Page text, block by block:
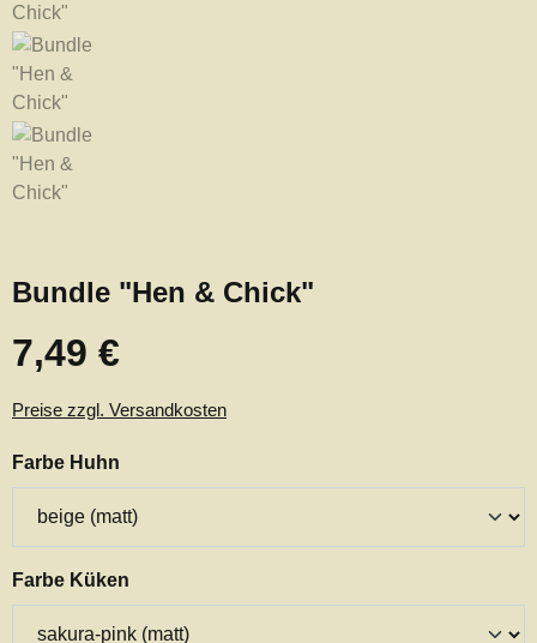
Bundle "Hen & Chick"
Regulärer Preis:
7,49 €
Preise zzgl. Versandkosten
Farbe Huhn
Farbe Küken